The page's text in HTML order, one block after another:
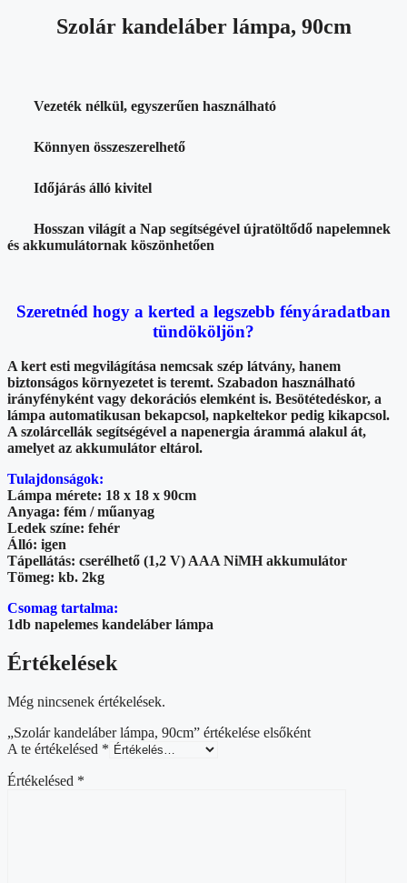
Szolár kandeláber lámpa, 90cm
Vezeték nélkül, egyszerűen használható
Könnyen összeszerelhető
Időjárás álló kivitel
Hosszan világít a Nap segítségével újratöltődő napelemnek
és akkumulátornak köszönhetően
Szeretnéd hogy a kerted a legszebb fényáradatban
tündököljön?
A kert esti megvilágítása nemcsak szép látvány, hanem
biztonságos környezetet is teremt. Szabadon használható
irányfényként vagy dekorációs elemként is. Besötétedéskor, a
lámpa automatikusan bekapcsol, napkeltekor pedig kikapcsol.
A szolárcellák segítségével a napenergia árammá alakul át,
amelyet az akkumulátor eltárol.
Tulajdonságok:
Lámpa mérete: 18 x 18 x 90cm
Anyaga: fém / műanyag
Ledek színe: fehér
Álló: igen
Tápellátás: cserélhető (1,2 V) AAA NiMH akkumulátor
Tömeg: kb. 2kg
Csomag tartalma:
1db napelemes kandeláber lámpa
Értékelések
Még nincsenek értékelések.
„Szolár kandeláber lámpa, 90cm” értékelése elsőként
A te értékelésed *
Értékelésed *